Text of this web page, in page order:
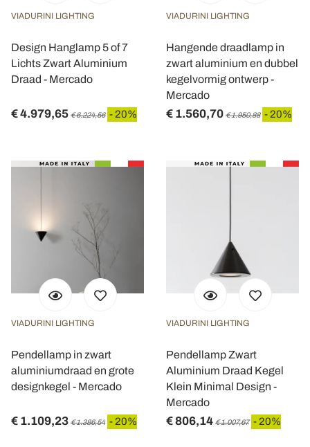
VIADURINI LIGHTING
Design Hanglamp 5 of 7
Lichts Zwart Aluminium
Draad - Mercado
€ 4.979,65 € 6.224,56 - 20%
VIADURINI LIGHTING
Hangende draadlamp in
zwart aluminium en dubbel
kegelvormig ontwerp -
Mercado
€ 1.560,70 € 1.950,88 - 20%
VIADURINI LIGHTING
Pendellamp in zwart
aluminiumdraad en grote
designkegel - Mercado
€ 1.109,23 € 1.386,54 - 20%
VIADURINI LIGHTING
Pendellamp Zwart
Aluminium Draad Kegel
Klein Minimal Design -
Mercado
€ 806,14 € 1.007,67 - 20%